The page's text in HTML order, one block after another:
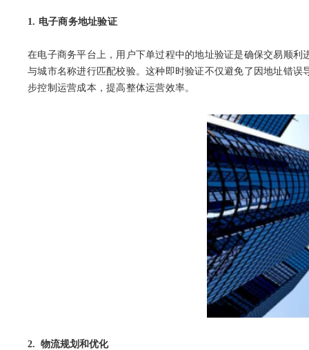
1. 电子商务地址验证
在电子商务平台上，用户下单过程中的地址验证是确保交易顺
与城市名称进行匹配校验。这种即时验证不仅避免了因地址错
步控制运营成本，提高整体运营效率。
2. 物流规划和优化